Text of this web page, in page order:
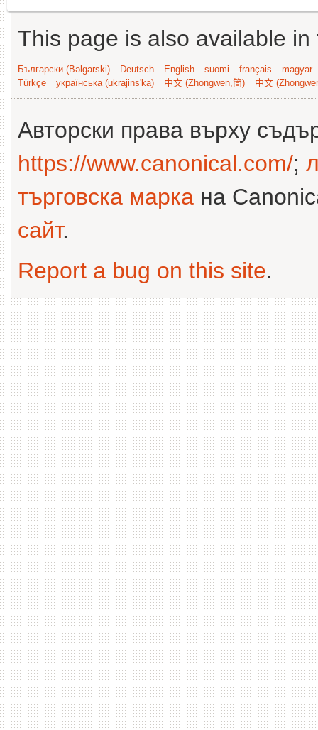
This page is also available
Български (Bəlgarski) Deutsch English suomi français
magyar
Türkçe
українська (ukrajins'ka) 中文 (Zhongwen,简) 中文
Авторски права върху
https://www.canonical.com/;
търговска марка на
сайт.
Report a bug on this site.